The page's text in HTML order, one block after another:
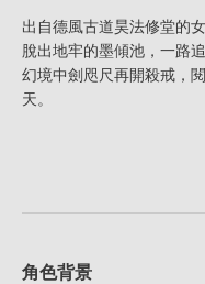
出自德風古道昊法修堂的
脫出地牢的墨傾池，一路
幻境中劍咫尺再開殺戒，
天。
角色背景